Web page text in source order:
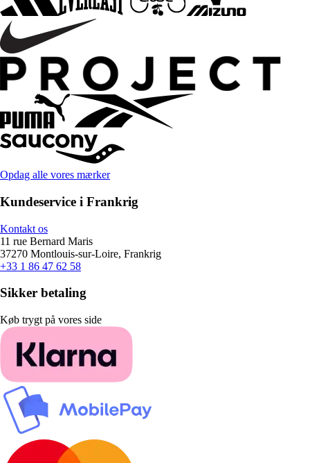
Opdag alle vores mærker
Kundeservice i Frankrig
Kontakt os
11 rue Bernard Maris
37270 Montlouis-sur-Loire, Frankrig
+33 1 86 47 62 58
Sikker betaling
Køb trygt på vores side